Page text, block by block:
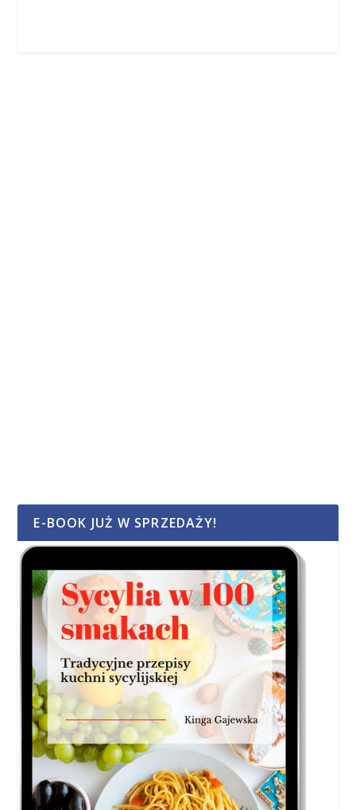
E-BOOK JUŻ W SPRZEDAŻY!